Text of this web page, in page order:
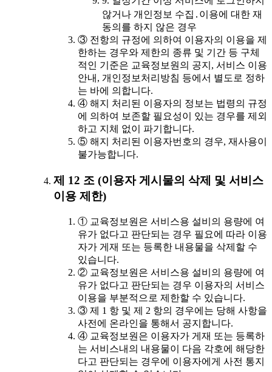
않거나 개인정보 수집․이용에 대한 재
동의를 하지 않은 경우
③ 전항의 규정에 의하여 이용자의 이용을 제
한하는 경우와 제한의 종류 및 기간 등 구체
적인 기준은 교육정보원의 공지, 서비스 이용
안내, 개인정보처리방침 등에서 별도로 정하
는 바에 의합니다.
④ 해지 처리된 이용자의 정보는 법령의 규정
에 의하여 보존할 필요성이 있는 경우를 제외
하고 지체 없이 파기합니다.
⑤ 해지 처리된 이용자번호의 경우, 재사용이
불가능합니다.
제 12 조 (이용자 게시물의 삭제 및 서비스
이용 제한)
① 교육정보원은 서비스용 설비의 용량에 여
유가 없다고 판단되는 경우 필요에 따라 이용
자가 게재 또는 등록한 내용물을 삭제할 수
있습니다.
② 교육정보원은 서비스용 설비의 용량에 여
유가 없다고 판단되는 경우 이용자의 서비스
이용을 부분적으로 제한할 수 있습니다.
③ 제 1 항 및 제 2 항의 경우에는 당해 사항을
사전에 온라인을 통해서 공지합니다.
④ 교육정보원은 이용자가 게재 또는 등록하
는 서비스내의 내용물이 다음 각호에 해당한
다고 판단되는 경우에 이용자에게 사전 통지